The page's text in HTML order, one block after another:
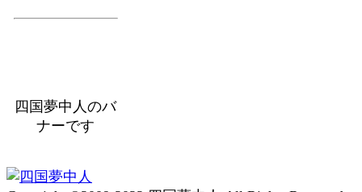
四国夢中人のバ
ナーです